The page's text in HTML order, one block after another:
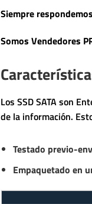
Siempre
Somos Vendedores
Los SSD SATA son
de la información.
Testado previo-
Empaquetado en